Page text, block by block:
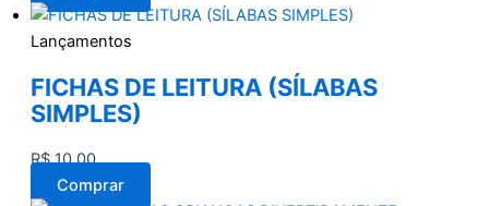
Lançamentos
FICHAS DE LEITURA (SÍLABAS
SIMPLES)
R$10,00
Comprar